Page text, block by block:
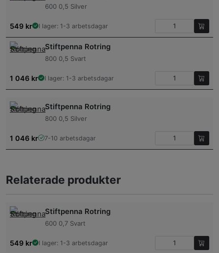
600 0,5 Silver
549 kr I lager: 1-3 arbetsdagar
Stiftpenna Rotring
800 0,5 Svart
1 046 kr I lager: 1-3 arbetsdagar
Stiftpenna Rotring
800 0,5 Silver
1 046 kr 7-10 arbetsdagar
Relaterade produkter
Stiftpenna Rotring
600 0,7 Svart
549 kr I lager: 1-3 arbetsdagar